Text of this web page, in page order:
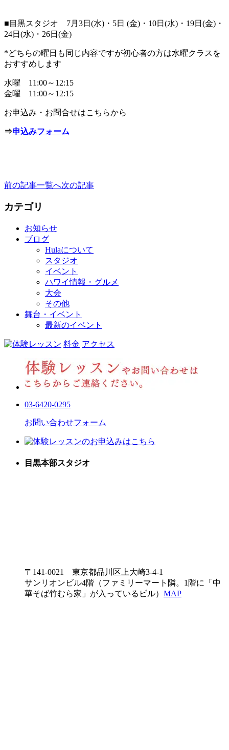
■目黒スタジオ 7月3日(水)・5日 (金)・10日(水)・19日(金)・
24日(水)・26日(金)
*どちらの曜日も同じ内容ですが初心者の方は水曜クラスを
おすすめします
水曜 11:00～12:15
金曜 11:00～12:15
お申込み・お問合せはこちらから
⇒申込みフォーム
前の記事一覧へ次の記事
カテゴリ
お知らせ
ブログ
Hulaについて
スタジオ
イベント
ハワイ情報・グルメ
大会
その他
舞台・イベント
最新のイベント
料金 アクセス
03-6420-0295
お問い合わせフォーム
目黒本部スタジオ
〒141-0021 東京都品川区上大崎3-4-1
サンリオンビル4階（ファミリーマート隣。1階に「中
華そば竹むら家」が入っているビル） MAP